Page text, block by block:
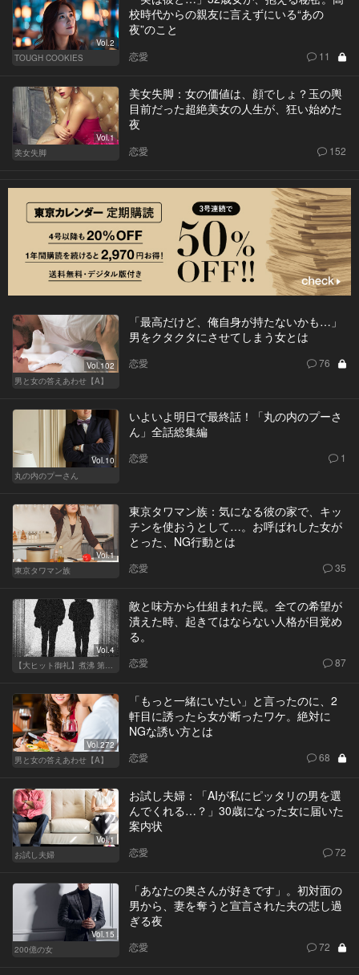
Vol.2
TOUGH COOKIES
校時代からの親友に言えずにいる“あの
夜”のこと
恋愛 11
Vol.1
美女失脚
美女失脚：女の価値は、顔でしょ？玉の輿
目前だった超絶美女の人生が、狂い始めた
夜
恋愛 152
Vol.102
男と女の答えあわせ【A】
「最高だけど、俺自身が持たないかも…」
男をクタクタにさせてしまう女とは
恋愛 76
Vol.10
丸の内のプーさん
いよいよ明日で最終話！「丸の内のプーさ
ん」全話総集編
恋愛 1
Vol.1
東京タワマン族
東京タワマン族：気になる彼の家で、キッ
チンを使おうとして…。お呼ばれした女が
とった、NG行動とは
恋愛 35
Vol.4
【大ヒット御礼】煮沸 第二章
敵と味方から仕組まれた罠。全ての希望が
潰えた時、起きてはならない人格が目覚め
る。
恋愛 87
Vol.272
男と女の答えあわせ【A】
「もっと一緒にいたい」と言ったのに、2
軒目に誘ったら女が断ったワケ。絶対に
NGな誘い方とは
恋愛 68
Vol.1
お試し夫婦
お試し夫婦：「AIが私にピッタリの男を選
んでくれる…？」30歳になった女に届いた
案内状
恋愛 72
Vol.15
200億の女
「あなたの奥さんが好きです」。初対面の
男から、妻を奪うと宣言された夫の悲し過
ぎる夜
恋愛 72